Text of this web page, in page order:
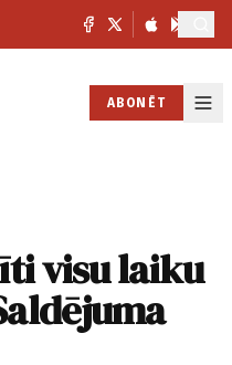
ABONĒT
visu laiku